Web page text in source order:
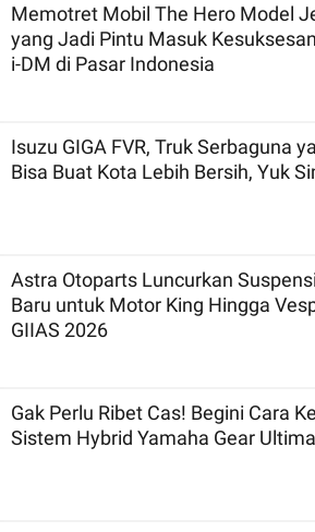
Memotret Mobil The Hero Model
yang Jadi Pintu Masuk
i-DM di Pasar Indonesia
Isuzu GIGA FVR, Truk Serbaguna
Bisa Buat Kota Lebih Bersih, Yuk
Astra Otoparts Luncurkan
Baru untuk Motor King Hingga
GIIAS 2026
Gak Perlu Ribet Cas! Begini Cara
Sistem Hybrid Yamaha Gear